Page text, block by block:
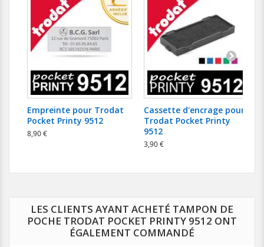
Empreinte pour Trodat
Pocket Printy 9512
8,90 €
Cassette d'encrage pour
Trodat Pocket Printy
9512
3,90 €
LES CLIENTS AYANT ACHETÉ TAMPON DE
POCHE TRODAT POCKET PRINTY 9512 ONT
ÉGALEMENT COMMANDÉ